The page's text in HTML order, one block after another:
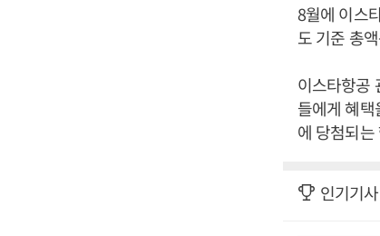
8월에 이스
도 기준 총
이스타항공
들에게 혜
에 당첨되
인기기사